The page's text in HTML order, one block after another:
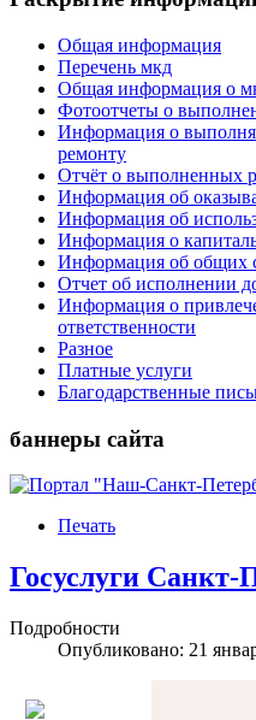
Общая информация
Перечень мкд
Общая информация о
Фотоотчеты о
Информация о
ремонту
Отчёт о выполненных
Информация об
Информация об
Информация о
Информация об общих
Отчет об исполнении
Информация о
ответственности
Разное
Платные услуги
Благодарственные
баннеры сайта
Печать
Госуслуги Санкт-
Подробности
Опубликовано: 21